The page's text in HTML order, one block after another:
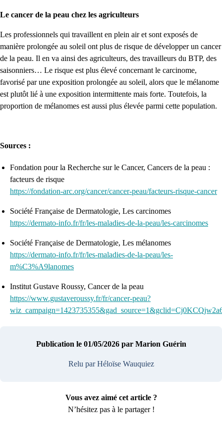
Le cancer de la peau chez les agriculteurs
Les professionnels qui travaillent en plein air et sont exposés de
manière prolongée au soleil ont plus de risque de développer un cancer
de la peau. Il en va ainsi des agriculteurs, des travailleurs du BTP, des
saisonniers… Le risque est plus élevé concernant le carcinome,
favorisé par une exposition prolongée au soleil, alors que le mélanome
est plutôt lié à une exposition intermittente mais forte. Toutefois, la
proportion de mélanomes est aussi plus élevée parmi cette population.
Sources :
Fondation pour la Recherche sur le Cancer, Cancers de la peau :
facteurs de risque
https://fondation-arc.org/cancer/cancer-peau/facteurs-risque-cancer
Société Française de Dermatologie, Les carcinomes
https://dermato-info.fr/fr/les-maladies-de-la-peau/les-carcinomes
Société Française de Dermatologie, Les mélanomes
https://dermato-info.fr/fr/les-maladies-de-la-peau/les-
m%C3%A9lanomes
Institut Gustave Roussy, Cancer de la peau
https://www.gustaveroussy.fr/fr/cancer-peau?
Publication le 01/05/2026 par Marion Guérin
Relu par Héloïse Wauquiez
Vous avez aimé cet article ?
N’hésitez pas à le partager !